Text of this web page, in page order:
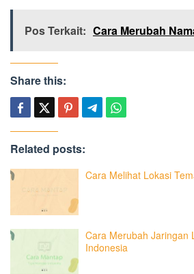
Pos Terkait: Cara Merubah
Share this:
Related posts:
Cara Melihat Lokasi
Cara Merubah Jaringan
Indonesia